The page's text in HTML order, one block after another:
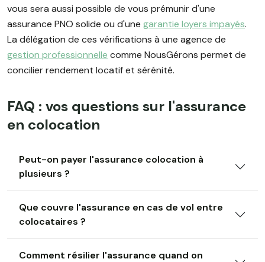
vous sera aussi possible de vous prémunir d'une
assurance PNO solide ou d'une garantie loyers impayés.
La délégation de ces vérifications à une agence de
gestion professionnelle comme NousGérons permet de
concilier rendement locatif et sérénité.
FAQ : vos questions sur l'assurance
en colocation
Peut-on payer l'assurance colocation à
plusieurs ?
Que couvre l'assurance en cas de vol entre
colocataires ?
Comment résilier l'assurance quand on